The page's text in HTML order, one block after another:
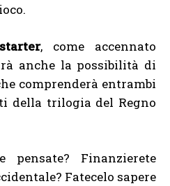
, come accennato
anche la possibilità di
comprenderà entrambi
della trilogia del Regno
Finanzierete
Fatecelo sapere